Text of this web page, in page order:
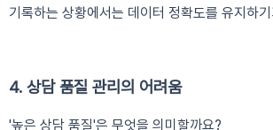
기록하는 상황에서는 데이터 정확도를 유지하
4. 상담 품질 관리의 어려움
'높은 상담 품질'은 무엇을 의미할까요?